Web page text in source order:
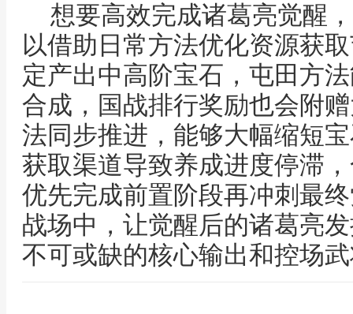
想要高效完成诸葛亮觉醒
以借助日常方法优化资源获
定产出中高阶宝石，屯田方
合成，国战排行奖励也会附
法同步推进，能够大幅缩短
获取渠道导致养成进度停滞
优先完成前置阶段再冲刺最
战场中，让觉醒后的诸葛亮
不可或缺的核心输出和控场